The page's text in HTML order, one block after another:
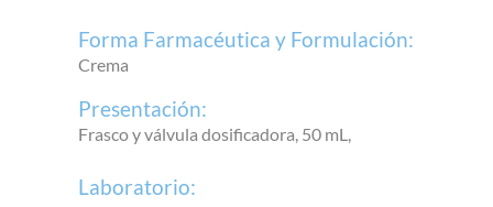
Forma Farmacéutica y Formulación:
Crema
Presentación:
Frasco y válvula dosificadora, 50 mL,
Laboratorio: